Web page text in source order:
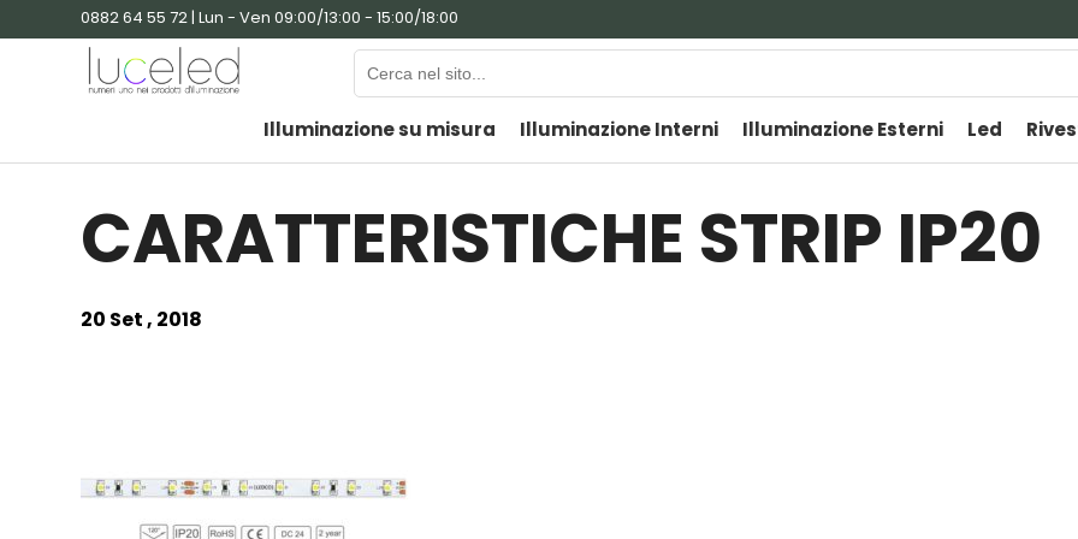
0882 64 55 72 | Lun - Ven 09:00/13:00 - 15:00/18:00
Illuminazione su misura Illuminazione Interni Illuminazione Esterni Led
CARATTERISTICHE STRIP IP20
20 Set , 2018